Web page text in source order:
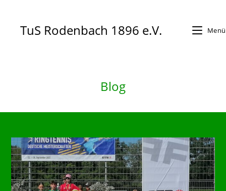
springenTuS Rodenbach 1896 e.V. Menü
Blog